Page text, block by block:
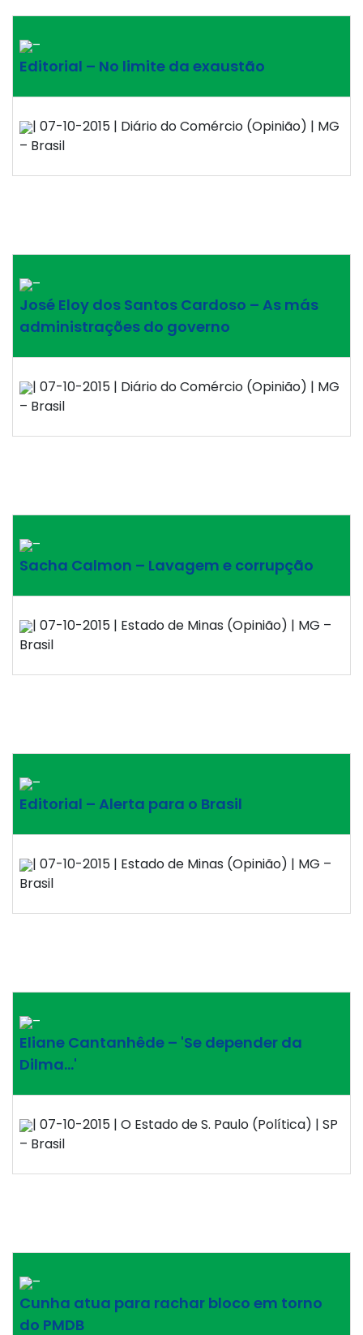
–
Editorial – No limite da exaustão
| 07-10-2015 | Diário do Comércio (Opinião) | MG
– Brasil
–
José Eloy dos Santos Cardoso – As más
administrações do governo
| 07-10-2015 | Diário do Comércio (Opinião) | MG
– Brasil
–
Sacha Calmon – Lavagem e corrupção
| 07-10-2015 | Estado de Minas (Opinião) | MG –
Brasil
–
Editorial – Alerta para o Brasil
| 07-10-2015 | Estado de Minas (Opinião) | MG –
Brasil
–
Eliane Cantanhêde – 'Se depender da
Dilma…'
| 07-10-2015 | O Estado de S. Paulo (Política) | SP
– Brasil
–
Cunha atua para rachar bloco em torno
do PMDB